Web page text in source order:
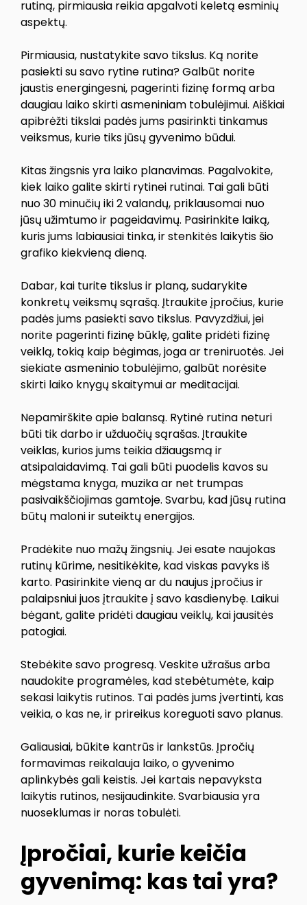
rutiną, pirmiausia reikia apgalvoti keletą esminių
aspektų.
Pirmiausia, nustatykite savo tikslus. Ką norite
pasiekti su savo rytine rutina? Galbūt norite
jaustis energingesni, pagerinti fizinę formą arba
daugiau laiko skirti asmeniniam tobulėjimui. Aiškiai
apibrėžti tikslai padės jums pasirinkti tinkamus
veiksmus, kurie tiks jūsų gyvenimo būdui.
Kitas žingsnis yra laiko planavimas. Pagalvokite,
kiek laiko galite skirti rytinei rutinai. Tai gali būti
nuo 30 minučių iki 2 valandų, priklausomai nuo
jūsų užimtumo ir pageidavimų. Pasirinkite laiką,
kuris jums labiausiai tinka, ir stenkitės laikytis šio
grafiko kiekvieną dieną.
Dabar, kai turite tikslus ir planą, sudarykite
konkretų veiksmų sąrašą. Įtraukite įpročius, kurie
padės jums pasiekti savo tikslus. Pavyzdžiui, jei
norite pagerinti fizinę būklę, galite pridėti fizinę
veiklą, tokią kaip bėgimas, joga ar treniruotės. Jei
siekiate asmeninio tobulėjimo, galbūt norėsite
skirti laiko knygų skaitymui ar meditacijai.
Nepamirškite apie balansą. Rytinė rutina neturi
būti tik darbo ir užduočių sąrašas. Įtraukite
veiklas, kurios jums teikia džiaugsmą ir
atsipalaidavimą. Tai gali būti puodelis kavos su
mėgstama knyga, muzika ar net trumpas
pasivaikščiojimas gamtoje. Svarbu, kad jūsų rutina
būtų maloni ir suteiktų energijos.
Pradėkite nuo mažų žingsnių. Jei esate naujokas
rutinų kūrime, nesitikėkite, kad viskas pavyks iš
karto. Pasirinkite vieną ar du naujus įpročius ir
palaipsniui juos įtraukite į savo kasdienybę. Laikui
bėgant, galite pridėti daugiau veiklų, kai jausitės
patogiai.
Stebėkite savo progresą. Veskite užrašus arba
naudokite programėles, kad stebėtumėte, kaip
sekasi laikytis rutinos. Tai padės jums įvertinti, kas
veikia, o kas ne, ir prireikus koreguoti savo planus.
Galiausiai, būkite kantrūs ir lankstūs. Įpročių
formavimas reikalauja laiko, o gyvenimo
aplinkybės gali keistis. Jei kartais nepavyksta
laikytis rutinos, nesijaudinkite. Svarbiausia yra
nuoseklumas ir noras tobulėti.
Įpročiai, kurie keičia
gyvenimą: kas tai yra?